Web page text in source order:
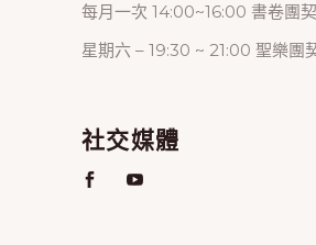
每月一次 14:00~16:00 書卷團契
星期六 – 19:30 ~ 21:00 聖樂團
社交媒體